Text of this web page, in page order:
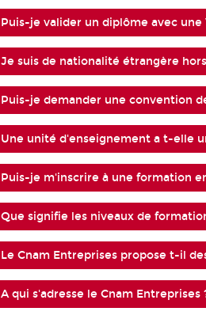
Puis-je valider un diplôme avec
Je suis de nationalité étrangère
Puis-je demander une convention
Une unité d'enseignement a t-elle
Puis-je m'inscrire à une formation
Que signifie les niveaux de
Le Cnam Entreprises propose t-il
A qui s'adresse le Cnam Entreprises